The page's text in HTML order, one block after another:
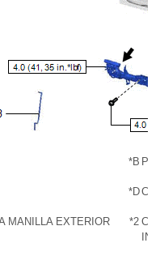
*B
*D
MANILLA EXTERIOR
*2